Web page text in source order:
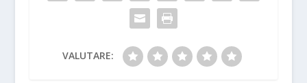
VALUTARE: